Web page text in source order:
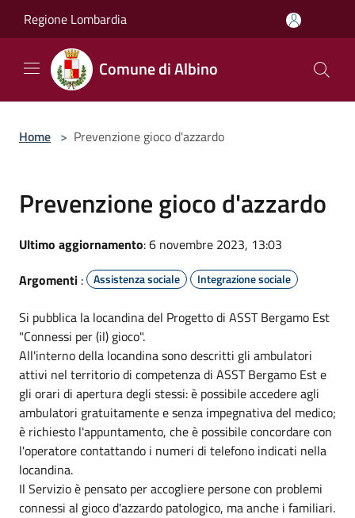
Regione Lombardia
Comune di Albino
Home > Prevenzione gioco d'azzardo
Prevenzione gioco d'azzardo
Ultimo aggiornamento: 6 novembre 2023, 13:03
Argomenti : Assistenza sociale Integrazione sociale
Si pubblica la locandina del Progetto di ASST Bergamo Est
"Connessi per (il) gioco".
All'interno della locandina sono descritti gli ambulatori
attivi nel territorio di competenza di ASST Bergamo Est e
gli orari di apertura degli stessi:è possibile accedere agli
ambulatori gratuitamente e senza impegnativa del medico;
è richiesto l'appuntamento, che è possibile concordare con
l'operatore contattando i numeri di telefono indicati nella
locandina.
Il Servizio è pensato per accogliere persone con problemi
connessi al gioco d'azzardo patologico, ma anche i familiari.